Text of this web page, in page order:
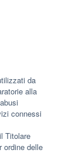
da
alla
connessi
Titolare
ordine delle